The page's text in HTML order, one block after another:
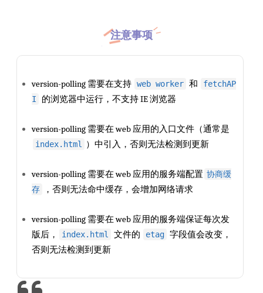
注意事项
version-polling 需要在支持 web worker 和
fetchAP
I
的浏览器中运行，不支持 IE 浏览器
version-polling 需要在 web 应用的入口文件（通常是
index.html ）中引入，否则无法检测到更新
version-polling 需要在 web 应用的服务端配置 协商缓
存
，否则无法命中缓存，会增加网络请求
version-polling 需要在 web 应用的服务端保证每次发
版后，
index.html 文件的 etag 字段值会改变，
否则无法检测到更新